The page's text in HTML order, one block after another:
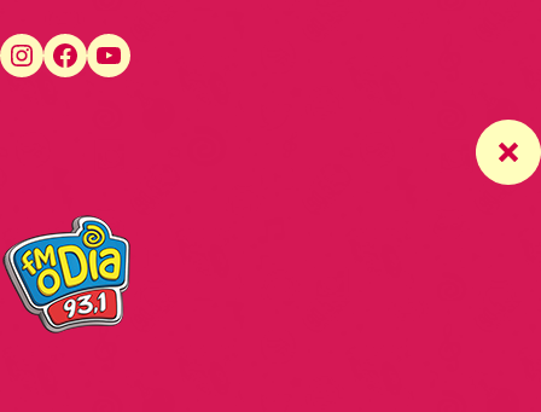
https://www.instagram.com/fmodiamanaus/ https://www.facebook.com/fmodiamanaus https://www.youtube.com/user/radiofmodia